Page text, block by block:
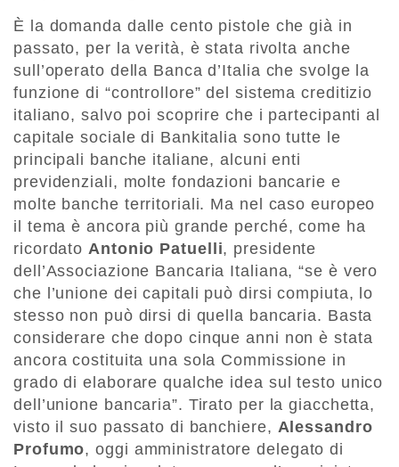
È la domanda dalle cento pistole che già in
passato, per la verità, è stata rivolta anche
sull’operato della Banca d’Italia che svolge la
funzione di “controllore” del sistema creditizio
italiano, salvo poi scoprire che i partecipanti al
capitale sociale di Bankitalia sono tutte le
principali banche italiane, alcuni enti
previdenziali, molte fondazioni bancarie e
molte banche territoriali. Ma nel caso europeo
il tema è ancora più grande perché, come ha
ricordatoAntonio Patuelli, presidente
dell’Associazione Bancaria Italiana, “se è vero
che l’unione dei capitali può dirsi compiuta, lo
stesso non può dirsi di quella bancaria. Basta
considerare che dopo cinque anni non è stata
ancora costituita una sola Commissione in
grado di elaborare qualche idea sul testo unico
dell’unione bancaria”. Tirato per la giacchetta,
visto il suo passato di banchiere, Alessandro
Profumo, oggi amministratore delegato di